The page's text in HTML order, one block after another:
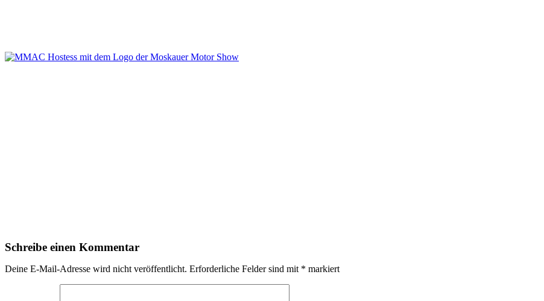
Schreibe einen Kommentar
Deine E-Mail-Adresse wird nicht veröffentlicht. Erforderliche Felder sind mit * markiert